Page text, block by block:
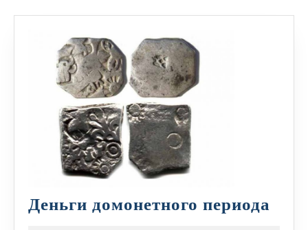
Деньги домонетного периода